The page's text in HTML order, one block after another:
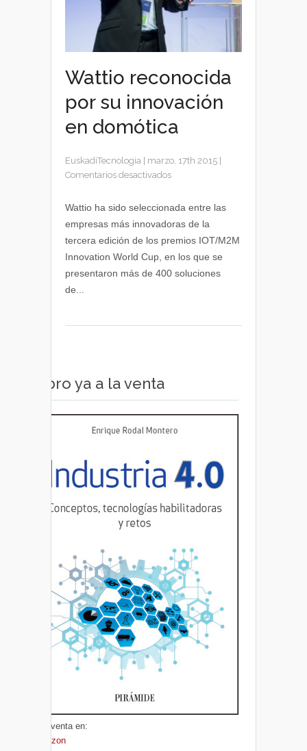
Wattio reconocida
por su innovación
en domótica
EuskadiTecnologia marzo, 17th 2015
Comentarios desactivadosen
reconocida
innovación
en
domótica
Wattio ha sido seleccionada entre las
empresas más innovadoras de la
tercera edición de los premios IOT/M2M
Innovation World Cup, en los que se
presentaron más de 400 soluciones
de...
Libro ya a la venta
A la venta en:
Amazon